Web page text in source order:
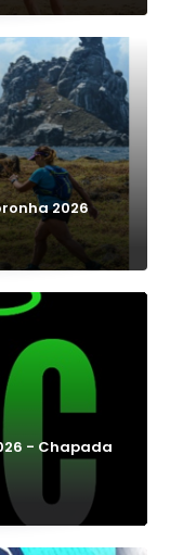
2026
- Chapada